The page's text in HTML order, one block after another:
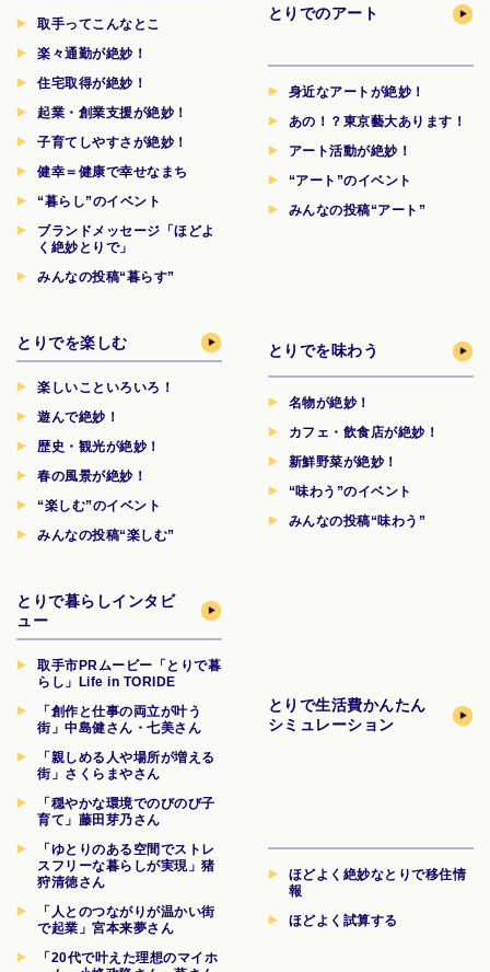
取手ってこんなとこ
楽々通勤が絶妙！
住宅取得が絶妙！
起業・創業支援が絶妙！
子育てしやすさが絶妙！
健幸＝健康で幸せなまち
“暮らし”のイベント
ブランドメッセージ「ほどよ
く絶妙とりで」
みんなの投稿“暮らす”
とりでのアート
身近なアートが絶妙！
あの！？東京藝大あります！
アート活動が絶妙！
“アート”のイベント
みんなの投稿“アート”
とりでを楽しむ
楽しいこといろいろ！
遊んで絶妙！
歴史・観光が絶妙！
春の風景が絶妙！
“楽しむ”のイベント
みんなの投稿“楽しむ”
とりでを味わう
名物が絶妙！
カフェ・飲食店が絶妙！
新鮮野菜が絶妙！
“味わう”のイベント
みんなの投稿“味わう”
とりで暮らしインタビ
ュー
取手市PRムービー「とりで暮
らし」Life in TORIDE
「創作と仕事の両立が叶う
街」中島健さん・七美さん
「親しめる人や場所が増える
街」さくらまやさん
「穏やかな環境でのびのび子
育て」藤田芽乃さん
「ゆとりのある空間でストレ
スフリーな暮らしが実現」猪
狩清徳さん
「人とのつながりが温かい街
で起業」宮本来夢さん
「20代で叶えた理想のマイホ
とりで生活費かんたん
シミュレーション
ほどよく絶妙なとりで移住情
報
ほどよく試算する